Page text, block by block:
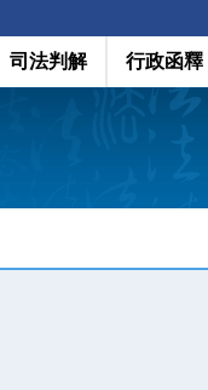
司法判解 行政函釋